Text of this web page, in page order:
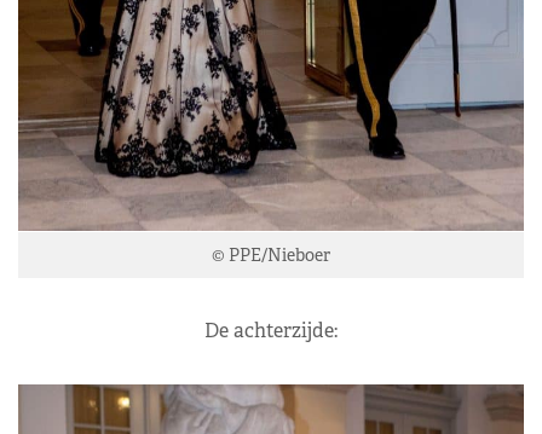
© PPE/Nieboer
De achterzijde: